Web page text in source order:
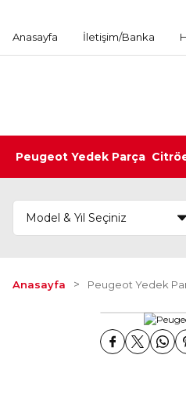
Anasayfa İletişim/Banka
Peugeot Yedek Parça
Anasayfa Peugeot Yedek